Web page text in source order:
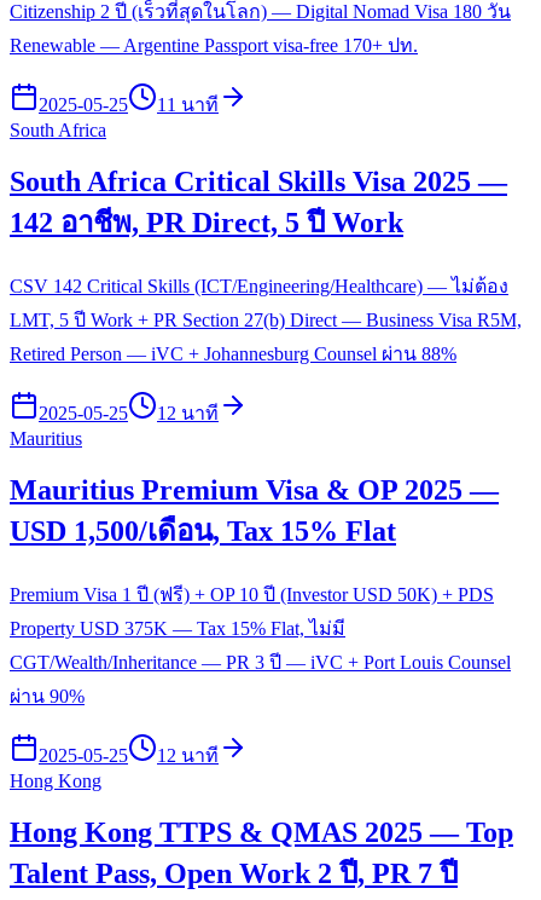
Citizenship 2 ปี (เร็วที่สุดในโลก) — Digital Nomad Visa 180 วัน
Renewable — Argentine Passport visa-free 170+ ปท.
2025-05-25
11 นาที
South Africa
South Africa Critical Skills Visa 2025 —
142 อาชีพ, PR Direct, 5 ปี Work
CSV 142 Critical Skills (ICT/Engineering/Healthcare) — ไม่ต้อง
LMT, 5 ปี Work + PR Section 27(b) Direct — Business Visa R5M,
Retired Person — iVC + Johannesburg Counsel ผ่าน 88%
2025-05-25
12 นาที
Mauritius
Mauritius Premium Visa & OP 2025 —
USD 1,500/เดือน, Tax 15% Flat
Premium Visa 1 ปี (ฟรี) + OP 10 ปี (Investor USD 50K) + PDS
Property USD 375K — Tax 15% Flat, ไม่มี
CGT/Wealth/Inheritance — PR 3 ปี — iVC + Port Louis Counsel
ผ่าน 90%
2025-05-25
12 นาที
Hong Kong
Hong Kong TTPS & QMAS 2025 — Top
Talent Pass, Open Work 2 ปี, PR 7 ปี